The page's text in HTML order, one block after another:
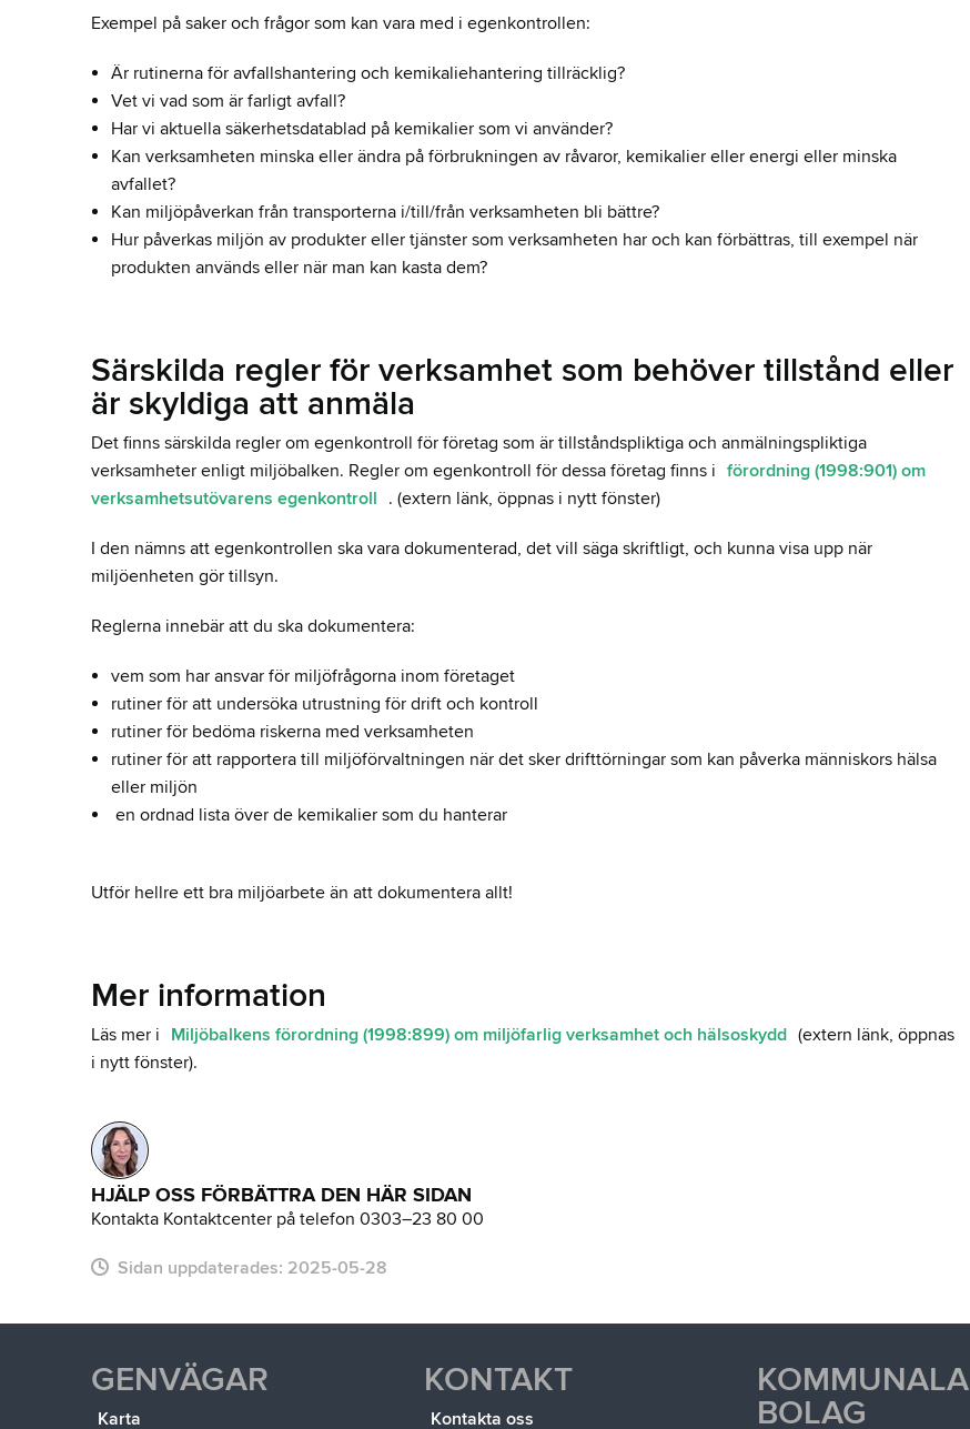
Exempel på saker och frågor som kan vara med i egenkontrollen:
Är rutinerna för avfallshantering och kemikaliehantering tillräcklig?
Vet vi vad som är farligt avfall?
Har vi aktuella säkerhetsdatablad på kemikalier som vi använder?
Kan verksamheten minska eller ändra på förbrukningen av råvaror, kemikalier eller energi eller minska
avfallet?
Kan miljöpåverkan från transporterna i/till/från verksamheten bli bättre?
Hur påverkas miljön av produkter eller tjänster som verksamheten har och kan förbättras, till exempel när
produkten används eller när man kan kasta dem?
Särskilda regler för verksamhet som behöver tillstånd eller
är skyldiga att anmäla
Det finns särskilda regler om egenkontroll för företag som är tillståndspliktiga och anmälningspliktiga
verksamheter enligt miljöbalken. Regler om egenkontroll för dessa företag finns i förordning (1998:901) om
verksamhetsutövarens egenkontroll . (extern länk, öppnas i nytt fönster)
I den nämns att egenkontrollen ska vara dokumenterad, det vill säga skriftligt, och kunna visa upp när
miljöenheten gör tillsyn.
Reglerna innebär att du ska dokumentera:
vem som har ansvar för miljöfrågorna inom företaget
rutiner för att undersöka utrustning för drift och kontroll
rutiner för bedöma riskerna med verksamheten
rutiner för att rapportera till miljöförvaltningen när det sker drifttörningar som kan påverka människors hälsa
eller miljön
en ordnad lista över de kemikalier som du hanterar
Utför hellre ett bra miljöarbete än att dokumentera allt!
Mer information
Läs mer i Miljöbalkens förordning (1998:899) om miljöfarlig verksamhet och hälsoskydd (extern länk, öppnas
i nytt fönster).
HJÄLP OSS FÖRBÄTTRA DEN HÄR SIDAN
Kontakta Kontaktcenter på telefon 0303–23 80 00
Sidan uppdaterades: 2025-05-28
GENVÄGAR
Karta
KONTAKT
Kontakta oss
KOMMUNALA
BOLAG